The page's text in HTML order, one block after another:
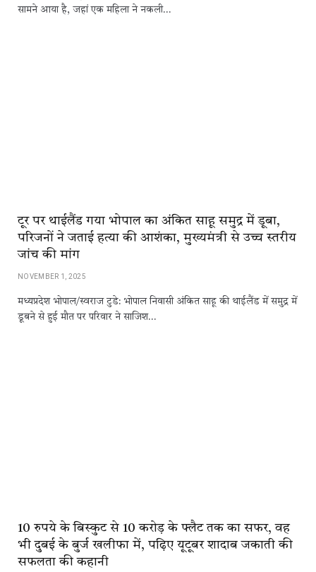
सामने आया है, जहां एक महिला ने नकली…
टूर पर थाईलैंड गया भोपाल का अंकित साहू समुद्र में डूबा,
परिजनों ने जताई हत्या की आशंका, मुख्यमंत्री से उच्च स्तरीय
जांच की मांग
NOVEMBER 1, 2025
मध्यप्रदेश भोपाल/स्वराज टुडे: भोपाल निवासी अंकित साहू की थाईलैंड में समुद्र में
डूबने से हुई मौत पर परिवार ने साजिश…
10 रुपये के बिस्‍कुट से 10 करोड़ के फ्लैट तक का सफर, वह
भी दुबई के बुर्ज खलीफा में, पढ़िए यूटूबर शादाब जकाती की
सफलता की कहानी